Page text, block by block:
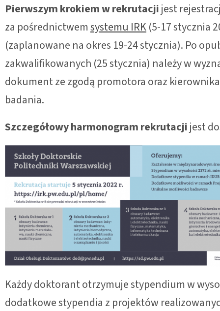
Pierwszym krokiem w rekrutacjijest
za pośrednictwemsystemu IRK(5-17 stycznia
(zaplanowane na okres 19-24 stycznia). Po
zakwalifikowanych (25 stycznia) należy w
dokument ze zgodą promotora oraz
badania.
Szczegółowy harmonogram rekrutacjijest
Każdy doktorant otrzymuje stypendium w
dodatkowe stypendia z projektów